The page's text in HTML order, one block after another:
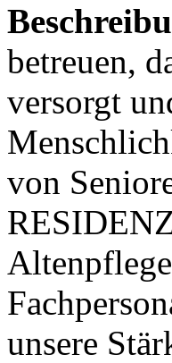
betreuen,
versorgt
von
unsere